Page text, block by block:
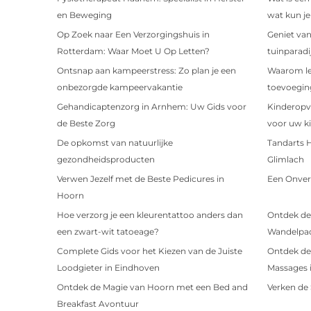
en Beweging
wat kun
Op Zoek naar Een Verzorgingshuis in
Rotterdam: Waar Moet U Op Letten?
Geniet
Ontsnap aan kampeerstress: Zo plan je een
onbezorgde kampeervakantie
Waarom
Gehandicaptenzorg in Arnhem: Uw Gids voor
de Beste Zorg
voor uw
De opkomst van natuurlijke
gezondheidsproducten
Tandarts
Glimlach
Verwen Jezelf met de Beste Pedicures in
Hoorn
Een
Hoe verzorg je een kleurentattoo anders dan
een zwart-wit tatoeage?
Ontdek
Complete Gids voor het Kiezen van de Juiste
Loodgieter in Eindhoven
Ontdek
Ontdek de Magie van Hoorn met een Bed and
Breakfast Avontuur
Verken